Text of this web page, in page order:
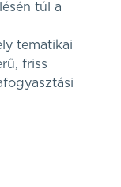
túl a
tematikai
friss